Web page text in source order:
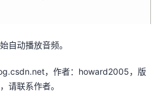
自动播放音频。
，作者：howard2005，版
请联系作者。